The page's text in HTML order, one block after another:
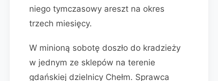
niego tymczasowy areszt na okres
trzech miesięcy.
W minioną sobotę doszło do kradzieży
w jednym ze sklepów na terenie
gdańskiej dzielnicy Chełm. Sprawca